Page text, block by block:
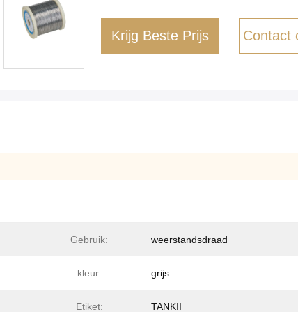
Krijg Beste Prijs Contact
Gebruik: weerstandsdraad
kleur: grijs
Etiket: TANKII